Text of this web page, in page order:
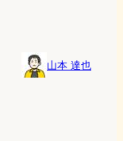
山本 達也